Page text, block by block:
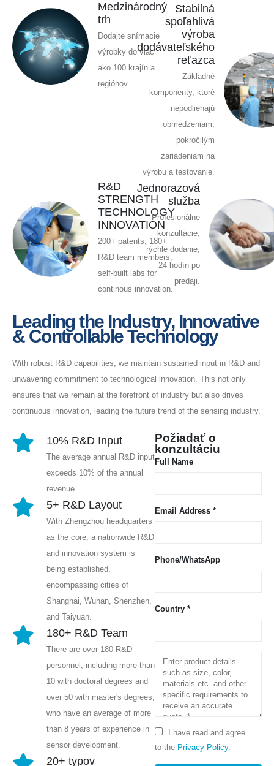
Medzinárodný
trh
Dodajte snímacie
výrobky do viac
ako 100 krajín a
regiónov.
Stabilná
spoľahlivá
výroba
dodávateľského
reťazca
Základné
komponenty, ktoré
nepodliehajú
obmedzeniam,
pokročilým
zariadeniam na
výrobu a testovanie.
R&D
STRENGTH
TECHNOLOGY
INNOVATION
200+ patents, 180+
R&D team members,
self-built labs for
continous innovation.
Jednorazová
služba
Profesionálne
konzultácie,
rýchle dodanie,
24 hodín po
predaji.
Leading the Industry, Innovative
& Controllable Technology
With robust R&D capabilities, we maintain sustained input in R&D and
unwavering commitment to technological innovation. This not only
ensures that we remain at the forefront of industry but also drives
continuous innovation, leading the future trend of the sensing industry.
10% R&D Input
The average annual R&D input
exceeds 10% of the annual
revenue.
5+ R&D Layout
With Zhengzhou headquarters
as the core, a nationwide R&D
and innovation system is
being established,
encompassing cities of
Shanghai, Wuhan, Shenzhen,
and Taiyuan.
180+ R&D Team
There are over 180 R&D
personnel, including more than
10 with doctoral degrees and
over 50 with master's degrees,
who have an average of more
than 8 years of experience in
sensor development.
20+ typov
Požiadať o
konzultáciu
Full Name
Email Address *
Phone/WhatsApp
Country *
I have read and agree
to the Privacy Policy.